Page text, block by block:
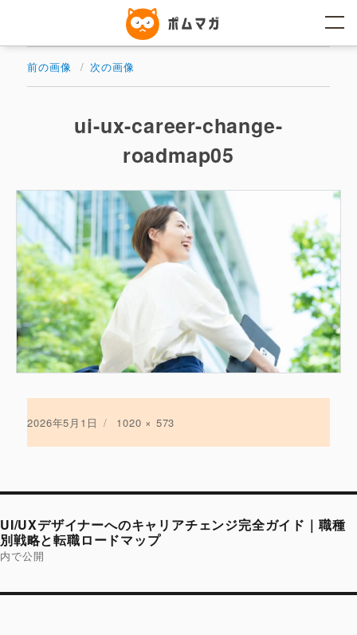
ン
前の画像 次の画像
ui-ux-career-change-
roadmap05
投
2026年5月1日
フ
ズ
1020 × 573
投
ナ
ビ
ゲ
ー
ョ
UI/UXデザイナーへのキャリアチェンジ完全ガイド｜職種
別戦略と転職ロードマップ
内で公開